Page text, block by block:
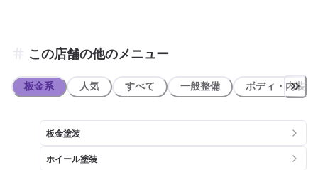
この店舗の他のメニュー
板金系 人気 すべて 一般整備 ボディ・内装
板金塗装
ホイール塗装